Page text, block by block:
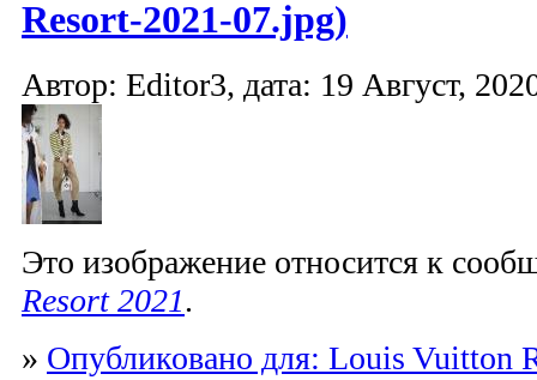
Resort-2021-07.jpg)
Автор: Editor3, дата: 19 Август,
Это изображение относится к
Resort 2021.
» Опубликовано для: Louis Vuitton